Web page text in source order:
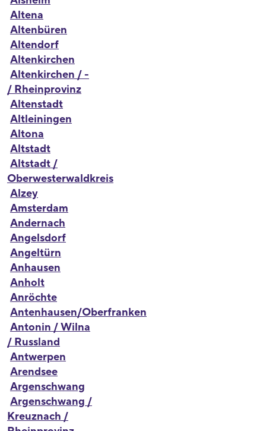
Altena
Altenbüren
Altendorf
Altenkirchen
Altenkirchen / -
/ Rheinprovinz
Altenstadt
Altleiningen
Altona
Altstadt
Altstadt /
Oberwesterwaldkreis
Alzey
Amsterdam
Andernach
Angelsdorf
Angeltürn
Anhausen
Anholt
Anröchte
Antenhausen/Oberfranken
Antonin / Wilna
/ Russland
Antwerpen
Arendsee
Argenschwang
Argenschwang /
Kreuznach /